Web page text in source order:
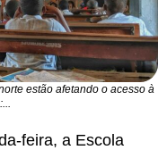
estão afetando o acesso à
feira, a Escola